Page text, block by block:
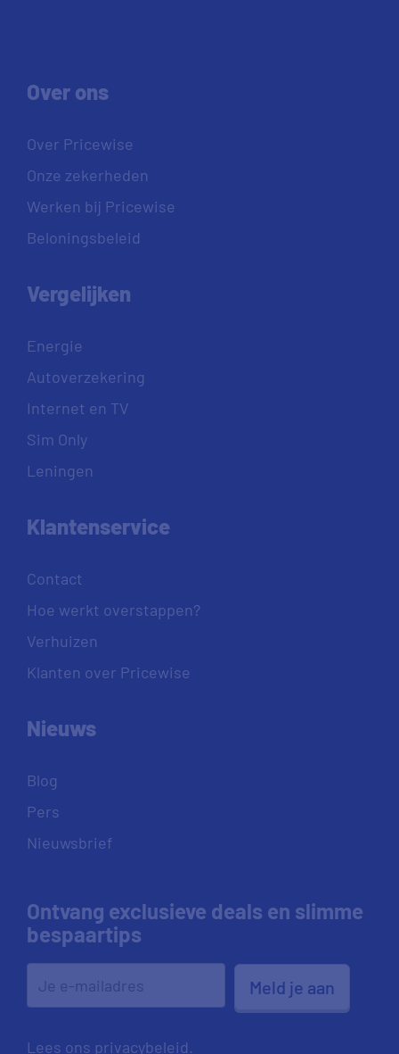
Over ons
Over Pricewise
Onze zekerheden
Werken bij Pricewise
Beloningsbeleid
Vergelijken
Energie
Autoverzekering
Internet en TV
Sim Only
Leningen
Klantenservice
Contact
Hoe werkt overstappen?
Verhuizen
Klanten over Pricewise
Nieuws
Blog
Pers
Nieuwsbrief
Ontvang exclusieve deals en slimme
bespaartips
Meld je aan
Lees ons privacybeleid.